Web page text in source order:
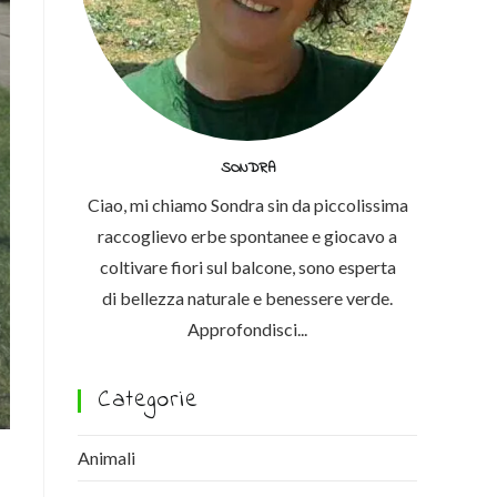
SONDRA
Ciao, mi chiamo Sondra sin da piccolissima
raccoglievo erbe spontanee e giocavo a
coltivare fiori sul balcone, sono esperta
di bellezza naturale e benessere verde.
Approfondisci...
Categorie
Animali